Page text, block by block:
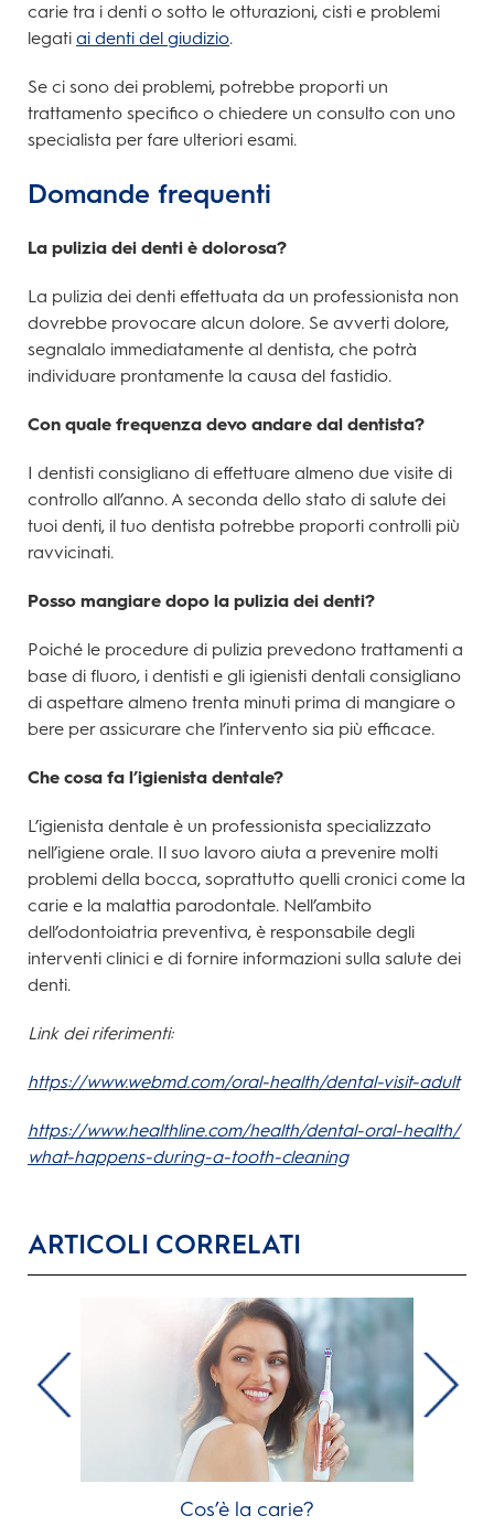
carie tra i denti o sotto le otturazioni, cisti e problemi
legati ai denti del giudizio.
Se ci sono dei problemi, potrebbe proporti un
trattamento specifico o chiedere un consulto con uno
specialista per fare ulteriori esami.
Domande frequenti
La pulizia dei denti è dolorosa?
La pulizia dei denti effettuata da un professionista non
dovrebbe provocare alcun dolore. Se avverti dolore,
segnalalo immediatamente al dentista, che potrà
individuare prontamente la causa del fastidio.
Con quale frequenza devo andare dal dentista?
I dentisti consigliano di effettuare almeno due visite di
controllo all’anno. A seconda dello stato di salute dei
tuoi denti, il tuo dentista potrebbe proporti controlli più
ravvicinati.
Posso mangiare dopo la pulizia dei denti?
Poiché le procedure di pulizia prevedono trattamenti a
base di fluoro, i dentisti e gli igienisti dentali consigliano
di aspettare almeno trenta minuti prima di mangiare o
bere per assicurare che l’intervento sia più efficace.
Che cosa fa l’igienista dentale?
L’igienista dentale è un professionista specializzato
nell’igiene orale. Il suo lavoro aiuta a prevenire molti
problemi della bocca, soprattutto quelli cronici come la
carie e la malattia parodontale. Nell’ambito
dell’odontoiatria preventiva, è responsabile degli
interventi clinici e di fornire informazioni sulla salute dei
denti.
Link dei riferimenti:
https://www.webmd.com/oral-health/dental-visit-adult
https://www.healthline.com/health/dental-oral-health/
what-happens-during-a-tooth-cleaning
ARTICOLI CORRELATI
Cos’è la carie?